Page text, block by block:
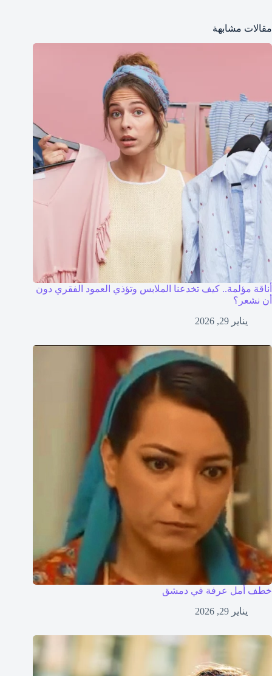
مقالات مشابهة
أناقة مؤلمة.. كيف تخدعنا الملابس وتؤذي العمود الفقري دون
أن نشعر؟
يناير 29, 2026
خطف أمل عرفة في دمشق
يناير 29, 2026